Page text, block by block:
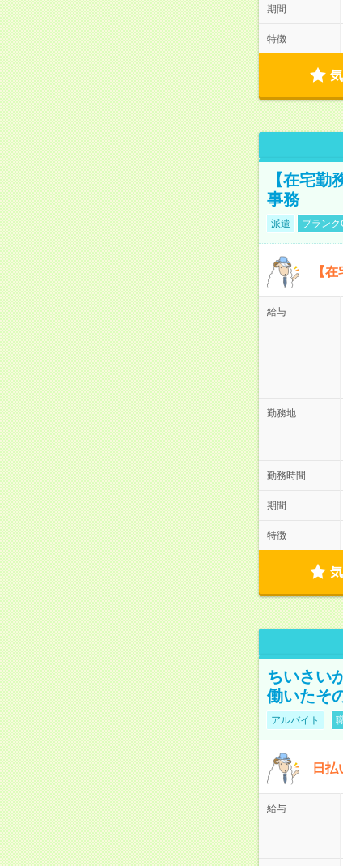
期間
特徴
【在宅
事務
派遣 ブランク
【
給与
勤務地
勤務時間
期間
特徴
ちいさい
働いたそ
アルバイト
日
給与